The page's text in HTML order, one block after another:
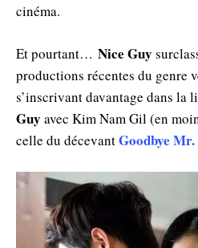
cinéma.
Et pourtant… Nice Guy
productions récentes du genre
s’inscrivant davantage dans la
Guy avec Kim Nam Gil (en
celle du décevantGoodbye